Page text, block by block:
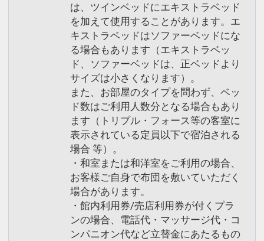
は、ツインベッドにエキストラベッド
を加えて使用することがあります。エ
キストラベッドはソファーベッドにな
る場合もあります（エキストラベッ
ド、ソファーベッドは、正ベッドより
サイズは小さくなります）。
また、お部屋のタイプを問わず、ベッ
ド数はご利用人数分となる場合もあり
ます（トリプル・フォース等の客室に
表示されている定員以下で宿泊される
場合 等）。
・和室または和洋室をご利用の場合、
お客様ご自身で布団を敷いていただく
場合があります。
・館内利用券/売店利用券が付くプラ
ンの場合、電話代・マッサージ代・コ
ンパニオン代など立替金にあたるもの